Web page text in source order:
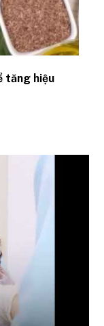
tăng hiệu